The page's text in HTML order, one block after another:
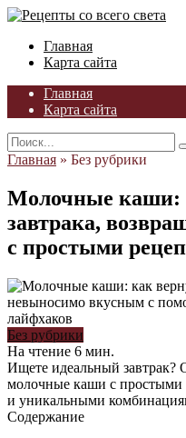
Skip
contentГлавная
Карта сайта
Главная
Карта сайта
Search
for:
Главная » Без рубрики
Молочные каши:
завтрака,
с простыми
Без рубрики
На чтение 6 мин.
Ищете идеальный завтрак?
молочные каши с простыми
и уникальными
Содержание